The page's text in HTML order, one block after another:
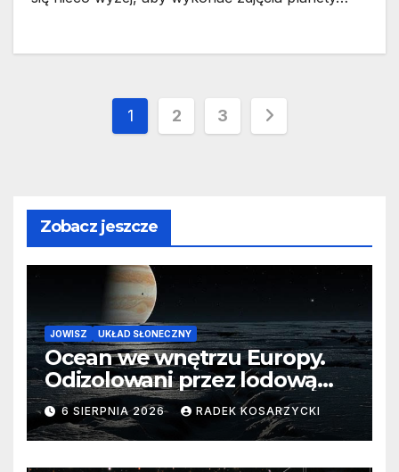
Stronicowanie
1 2 3
Zobacz jeszcze
JOWISZ UKŁAD SŁONECZNY
Ocean we wnętrzu Europy.
Odizolowani przez lodową
barierę
6 SIERPNIA 2026 RADEK KOSARZYCKI